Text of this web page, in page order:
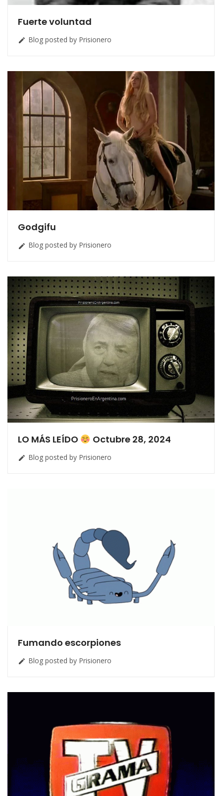
Fuerte voluntad
 Blog posted by Prisionero
Godgifu
 Blog posted by Prisionero
LO MÁS LEÍDO Octubre 28, 2024
 Blog posted by Prisionero
Fumando escorpiones
 Blog posted by Prisionero